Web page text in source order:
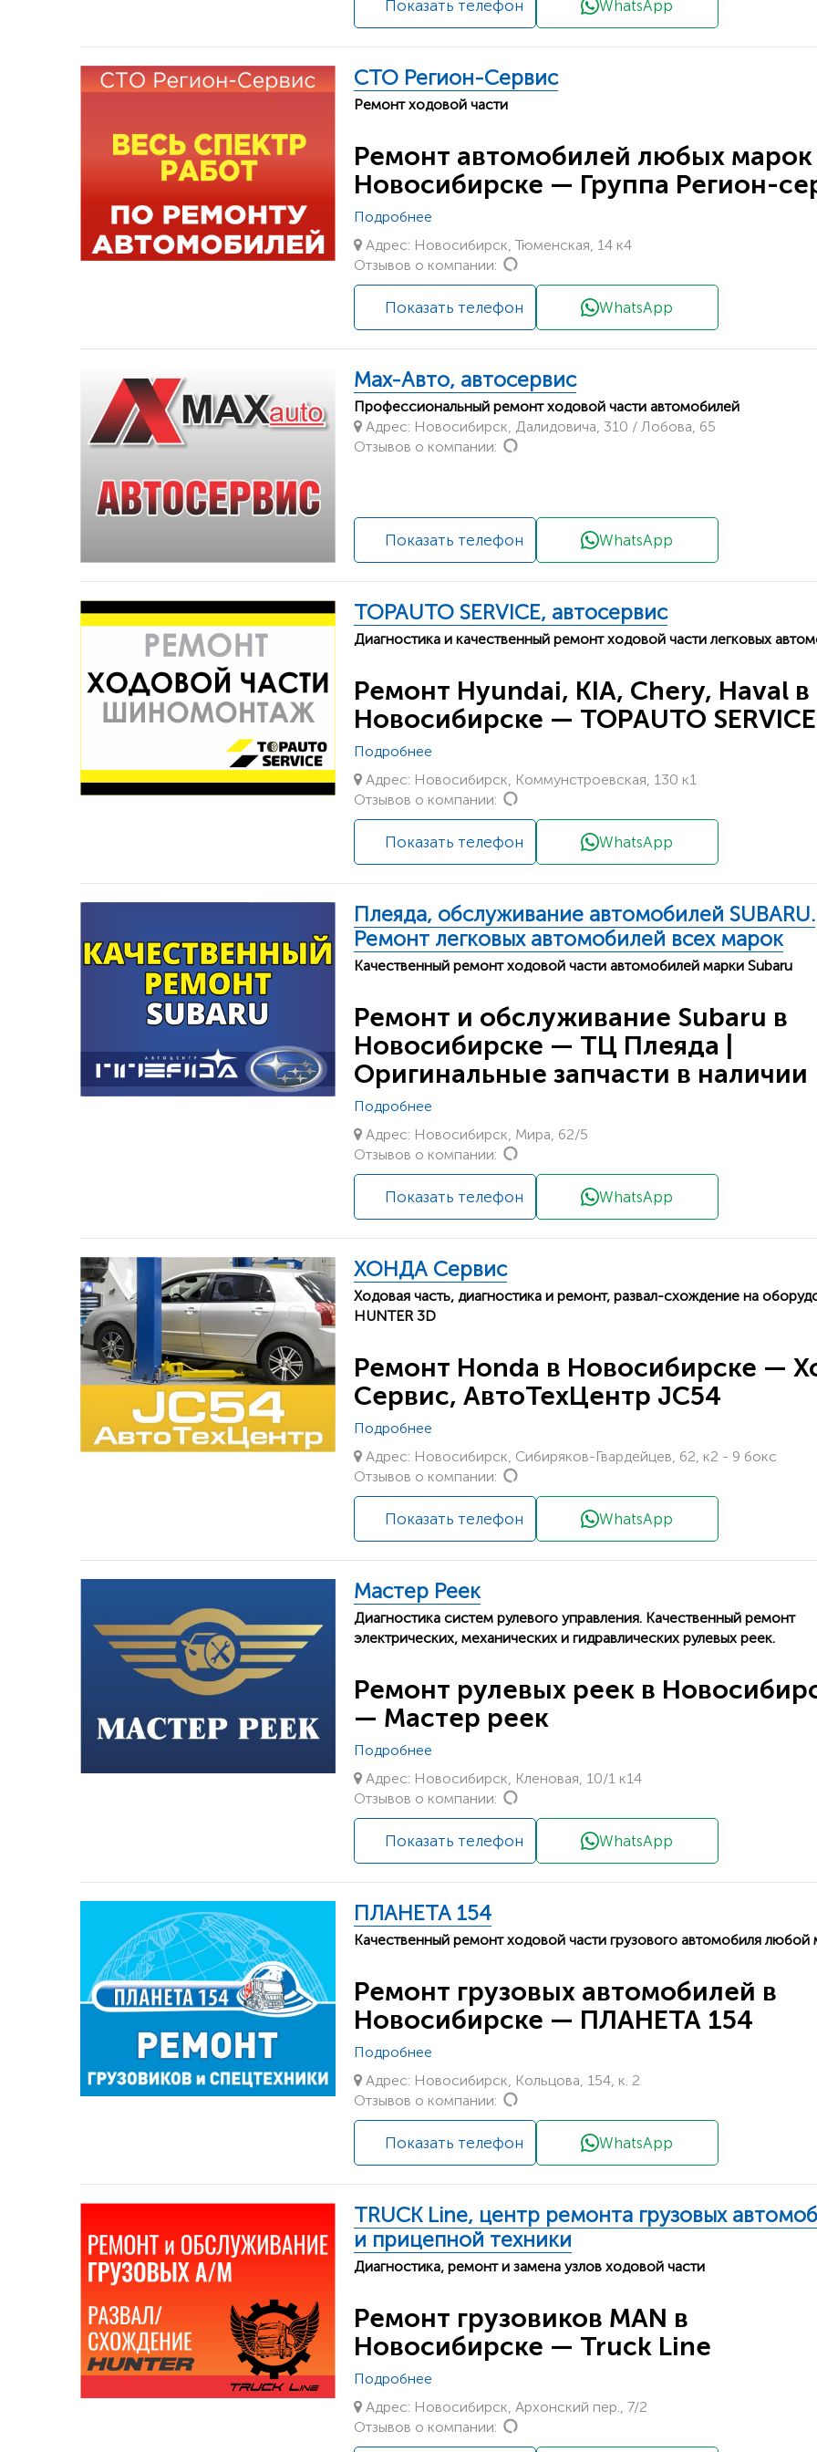
WhatsApp
Показать телефон
СТО Регион-Сервис
Ремонт ходовой части
Ремонт автомобилей любых марок
Новосибирске — Группа Регион-
Подробнее
Адрес: Новосибирск, Тюменская, 14 к4
Отзывов о компании:
WhatsApp
Показать телефон
Max-Авто, автосервис
Профессиональный ремонт ходовой части автомобилей
Адрес: Новосибирск, Далидовича, 310 / Лобова, 65
Отзывов о компании:
WhatsApp
Показать телефон
TOPAUTO SERVICE, автосервис
Диагностика и качественный ремонт ходовой части легковых
Ремонт Hyundai, KIA, Chery, Haval в
Новосибирске — TOPAUTO SERVICE
Подробнее
Адрес: Новосибирск, Коммунстроевская, 130 к1
Отзывов о компании:
WhatsApp
Показать телефон
Плеяда, обслуживание автомобилей SUBARU.
Ремонт легковых автомобилей всех марок
Качественный ремонт ходовой части автомобилей марки Subaru
Ремонт и обслуживание Subaru в
Новосибирске — ТЦ Плеяда |
Оригинальные запчасти в наличии
Подробнее
Адрес: Новосибирск, Мира, 62/5
Отзывов о компании:
WhatsApp
Показать телефон
ХОНДА Сервис
Ходовая часть, диагностика и ремонт, развал-схождение на
HUNTER 3D
Ремонт Honda в Новосибирске —
Сервис, АвтоТехЦентр JC54
Подробнее
Адрес: Новосибирск, Сибиряков-Гвардейцев, 62, к2 - 9 бокс
Отзывов о компании:
WhatsApp
Показать телефон
Мастер Реек
Диагностика систем рулевого управления. Качественный ремонт
электрических, механических и гидравлических рулевых реек.
Ремонт рулевых реек в
— Мастер реек
Подробнее
Адрес: Новосибирск, Кленовая, 10/1 к14
Отзывов о компании:
WhatsApp
Показать телефон
ПЛАНЕТА 154
Качественный ремонт ходовой части грузового автомобиля любой
Ремонт грузовых автомобилей в
Новосибирске — ПЛАНЕТА 154
Подробнее
Адрес: Новосибирск, Кольцова, 154, к. 2
Отзывов о компании:
WhatsApp
Показать телефон
TRUCK Line, центр ремонта грузовых
и прицепной техники
Диагностика, ремонт и замена узлов ходовой части
Ремонт грузовиков MAN в
Новосибирске — Truck Line
Подробнее
Адрес: Новосибирск, Архонский пер., 7/2
Отзывов о компании: